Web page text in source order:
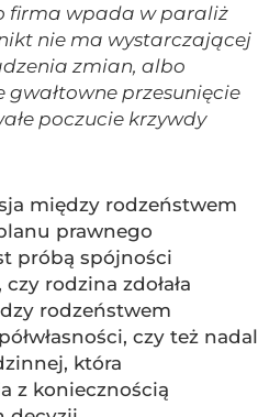
firma wpada w paraliż
nie ma wystarczającej
zmian, albo
gwałtowne przesunięcie
poczucie krzywdy
między rodzeństwem
prawnego
próbą spójności
rodzina zdołała
rodzeństwem
czy też nadal
która
z koniecznością